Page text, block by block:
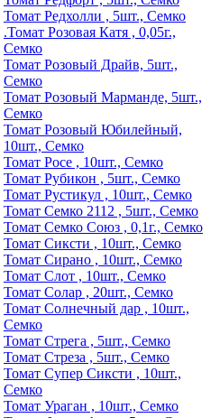
Томат Редхолли , 5шт., Семко
.Томат Розовая Катя , 0,05г.,
Семко
Томат Розовый Драйв, 5шт.,
Семко
Томат Розовый Марманде, 5шт.,
Семко
Томат Розовый Юбилейный,
10шт., Семко
Томат Росе , 10шт., Семко
Томат Рубикон , 5шт., Семко
Томат Рустикул , 10шт., Семко
Томат Семко 2112 , 5шт., Семко
Томат Семко Союз , 0,1г., Семко
Томат Сиксти , 10шт., Семко
Томат Сирано , 10шт., Семко
Томат Слот , 10шт., Семко
Томат Солар , 20шт., Семко
Томат Солнечный дар , 10шт.,
Семко
Томат Стрега , 5шт., Семко
Томат Стреза , 5шт., Семко
Томат Супер Сиксти , 10шт.,
Семко
Томат Ураган , 10шт., Семко